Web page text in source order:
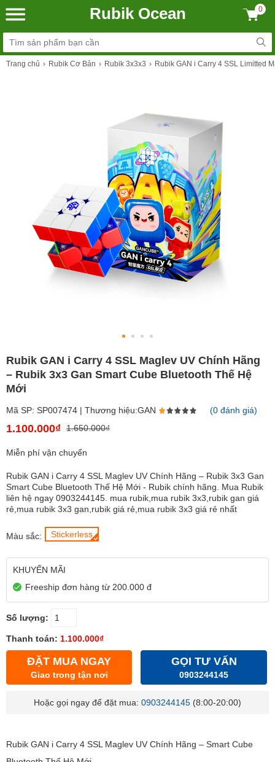
Rubik Ocean 0
Trang chủ Rubik Cơ Bản Rubik 3x3x3 Rubik GAN i Carry 4 SSL Limitted
Rubik GAN i Carry 4 SSL Maglev UV Chính Hãng
– Rubik 3x3 Gan Smart Cube Bluetooth Thế Hệ
Mới
Mã SP: SP007474 | Thương hiệu:GAN (0 đánh giá)
1.100.000₫ 1.650.000₫
Miễn phí vận chuyển
Rubik GAN i Carry 4 SSL Maglev UV Chính Hãng – Rubik 3x3 Gan
Smart Cube Bluetooth Thế Hệ Mới - Rubik chính hãng. Mua Rubik
liên hệ ngay 0903244145. mua rubik,mua rubik 3x3,rubik gan giá
rẻ,mua rubik 3x3 gan,rubik giá rẻ,mua rubik 3x3 giá rẻ nhất
Màu sắc: Stickerless
KHUYẾN MÃI
Freeship đơn hàng từ 200.000 đ
Số lượng:
Thanh toán: 1.100.000₫
ĐẶT MUA NGAY
Giao trong tận nơi
GỌI TƯ VẤN
0903244145
Hoặc gọi ngay để đặt mua: 0903244145 (8:00-20:00)
Rubik GAN i Carry 4 SSL Maglev UV Chính Hãng – Smart Cube